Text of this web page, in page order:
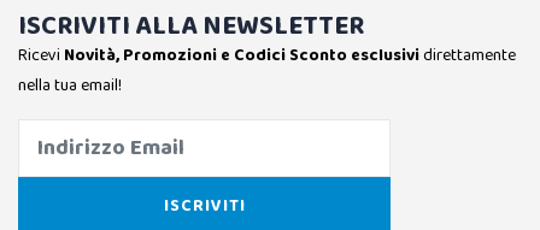
ISCRIVITI ALLA NEWSLETTER
Ricevi Novità, Promozioni e Codici Sconto esclusividirettamente
nella tua email!